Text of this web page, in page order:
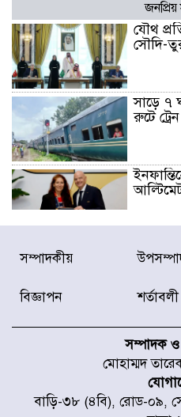
যৌথ
সৌদি-
সাড়ে ৭
রুটে
দেশে
জেলায়
৭ জেলায়
শঙ্কা
সম্পাদকীয়
বিজ্ঞাপন শর্তাবলী
সম্পাদক ও
মোহাম্মদ
বাড়ি-৩৮ (৪বি), রোড-০৯,